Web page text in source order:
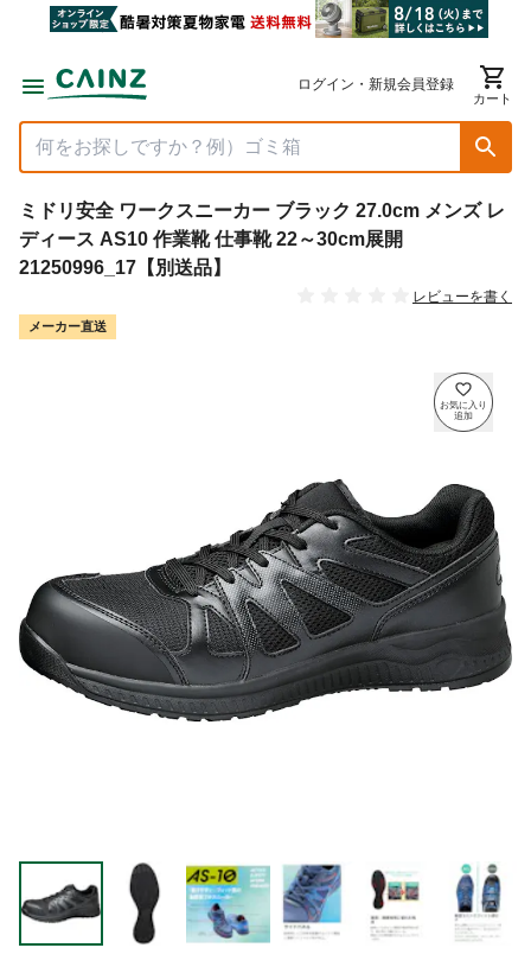
ログイン・新規会員登録
カート
ミドリ安全 ワークスニーカー ブラック 27.0cm メンズ レ
ディース AS10 作業靴 仕事靴 22～30cm展開
21250996_17【別送品】
レビューを書く
メーカー直送